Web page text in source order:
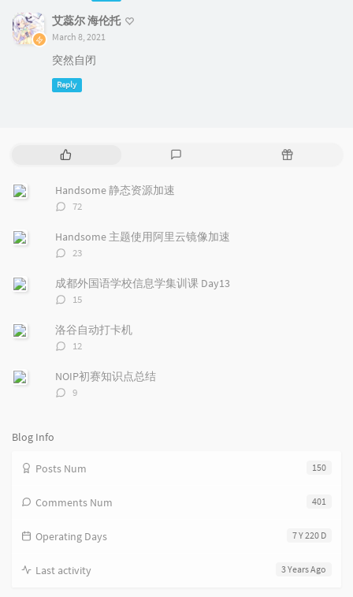
艾蕊尔 海伦托
March 8, 2021
突然自闭
Reply
P
u
a
r
r
t
c
l
s
t
m
R
Handsome 静态资源加速
评
数：
72
Handsome 主题使用阿里云镜像加速
评
数：
23
成都外国语学校信息学集训课 Day13
评
数：
15
洛谷自动打卡机
评
数：
12
NOIP初赛知识点总结
评
9
Blog Info
150
Posts Num
401
Comments Num
7 Y 220 D
Operating Days
3 Years Ago
Last activity